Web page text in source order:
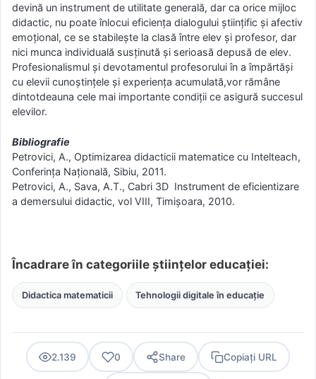
devină un instrument de utilitate generală, dar ca orice mijloc
didactic, nu poate înlocui eficiența dialogului științific și afectiv
emoțional, ce se stabilește la clasă între elev și profesor, dar
nici munca individuală susținută și serioasă depusă de elev.
Profesionalismul și devotamentul profesorului în a împărtăși
cu elevii cunoștințele și experiența acumulată,vor rămâne
dintotdeauna cele mai importante condiții ce asigură succesul
elevilor.
Bibliografie
Petrovici, A., Optimizarea didacticii matematice cu Intelteach,
Conferința Națională, Sibiu, 2011.
Petrovici, A., Sava, A.T., Cabri 3D Instrument de eficientizare
a demersului didactic, vol VIII, Timișoara, 2010.
Încadrare în categoriile științelor educației:
Didactica matematicii Tehnologii digitale în educație
2.139 0 Share Copiați URL